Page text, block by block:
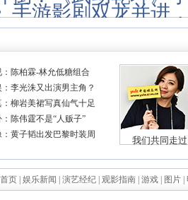
手游影剧双龙并进
页| 娱乐新闻 演艺经纪| 观影指南| 游戏| 图片|